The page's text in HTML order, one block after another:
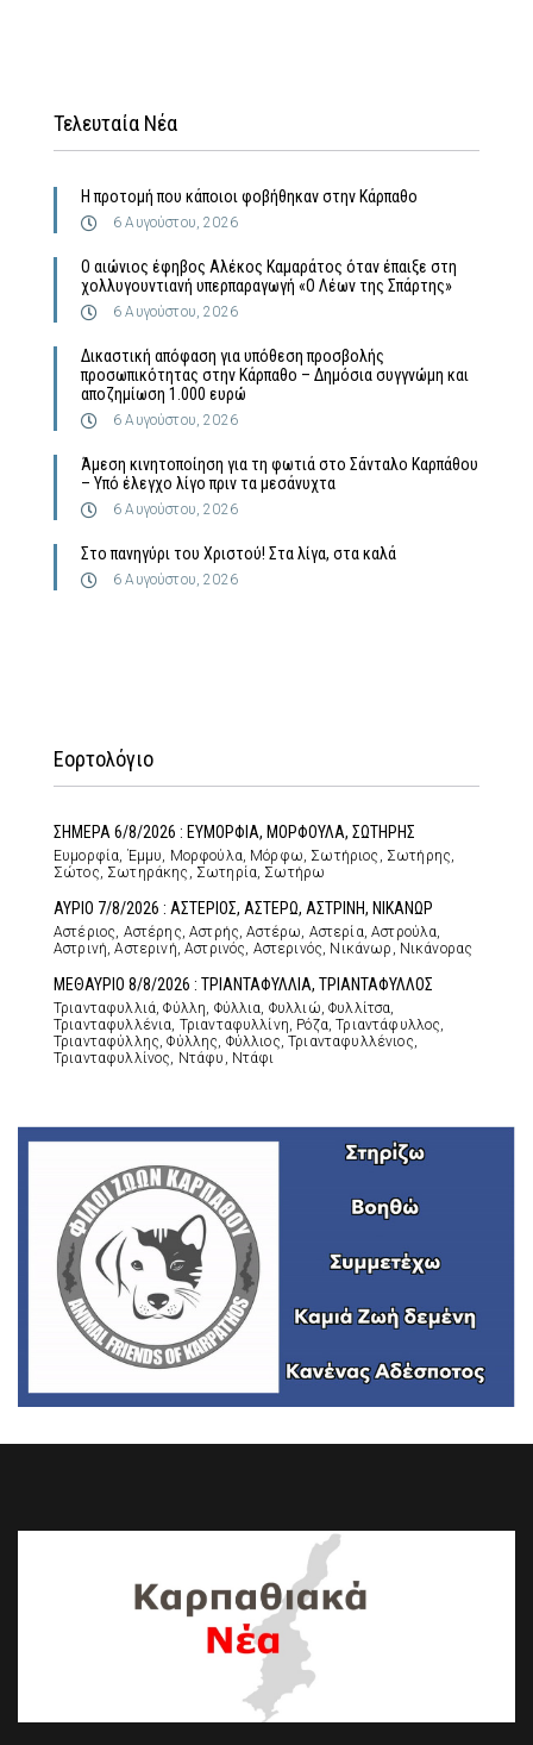
Τελευταία Νέα
Η προτομή που κάποιοι φοβήθηκαν στην Κάρπαθο
6 Αυγούστου, 2026
Ο αιώνιος έφηβος Αλέκος Καμαράτος όταν έπαιξε στη
χολλυγουντιανή υπερπαραγωγή «Ο Λέων της Σπάρτης»
6 Αυγούστου, 2026
Δικαστική απόφαση για υπόθεση προσβολής
προσωπικότητας στην Κάρπαθο – Δημόσια συγγνώμη και
αποζημίωση 1.000 ευρώ
6 Αυγούστου, 2026
Άμεση κινητοποίηση για τη φωτιά στο Σάνταλο Καρπάθου
– Υπό έλεγχο λίγο πριν τα μεσάνυχτα
6 Αυγούστου, 2026
Στο πανηγύρι του Χριστού! Στα λίγα, στα καλά
6 Αυγούστου, 2026
Εορτολόγιο
ΣΗΜΕΡΑ 6/8/2026 : ΕΥΜΟΡΦΙΑ, ΜΟΡΦΟΥΛΑ, ΣΩΤΗΡΗΣ
Ευμορφία, Έμμυ, Μορφούλα, Μόρφω, Σωτήριος, Σωτήρης,
Σώτος, Σωτηράκης, Σωτηρία, Σωτήρω
ΑΥΡΙΟ 7/8/2026 : ΑΣΤΕΡΙΟΣ, ΑΣΤΕΡΩ, ΑΣΤΡΙΝΗ, ΝΙΚΑΝΩΡ
Αστέριος, Αστέρης, Αστρής, Αστέρω, Αστερία, Αστρούλα,
Αστρινή, Αστερινή, Αστρινός, Αστερινός, Νικάνωρ, Νικάνορας
ΜΕΘΑΥΡΙΟ 8/8/2026 : ΤΡΙΑΝΤΑΦΥΛΛΙΑ, ΤΡΙΑΝΤΑΦΥΛΛΟΣ
Τριανταφυλλιά, Φύλλη, Φύλλια, Φυλλιώ, Φυλλίτσα,
Τριανταφυλλένια, Τριανταφυλλίνη, Ρόζα, Τριαντάφυλλος,
Τριανταφύλλης, Φύλλης, Φύλλιος, Τριανταφυλλένιος,
Τριανταφυλλίνος, Ντάφυ, Ντάφι